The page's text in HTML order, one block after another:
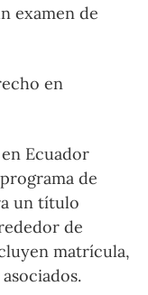
examen de
en
Ecuador
de
un título
de
matrícula,